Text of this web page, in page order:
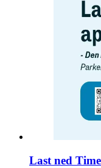
Last ned